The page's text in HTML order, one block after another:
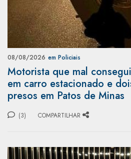
08/08/2026 em Policiais
Motorista que mal
em carro estacionado e
presos em Patos de Minas
(3) COMPARTILHAR